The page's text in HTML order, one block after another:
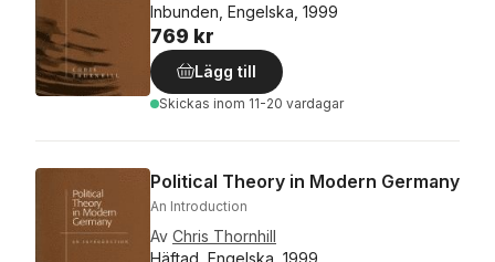
Inbunden, Engelska, 1999
769 kr
Lägg till
Skickas inom 11-20 vardagar
Political Theory in Modern Germany
An Introduction
Av Chris Thornhill
Häftad, Engelska, 1999